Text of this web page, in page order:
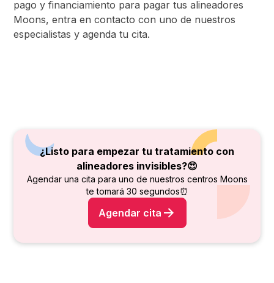
pago y financiamiento para pagar tus alineadores
Moons, entra en contacto con uno de nuestros
especialistas y agenda tu cita.
¿Listo para empezar tu tratamiento con
alineadores invisibles?😍
Agendar una cita para uno de nuestros centros Moons
te tomará 30 segundos⏰
Agendar cita